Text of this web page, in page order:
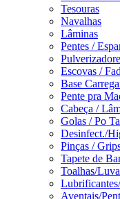
Tesouras
Navalhas
Lâminas
Pentes /
Escovas /
Base
Pente pra
Cabeça /
Golas / Po
Desinfect./
Pinças /
Tapete de
Toalhas/
Aventais/